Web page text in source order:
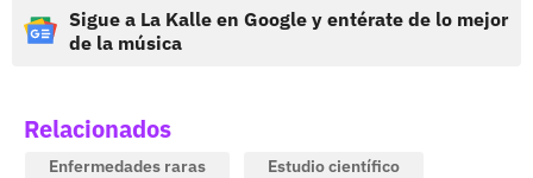
Sigue a La Kalle en Google y entérate de lo mejor
de la música
Relacionados
Enfermedades raras Estudio científico